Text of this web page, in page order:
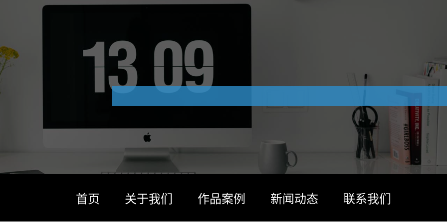
首页 关于我们 作品案例 新闻动态 联系我们